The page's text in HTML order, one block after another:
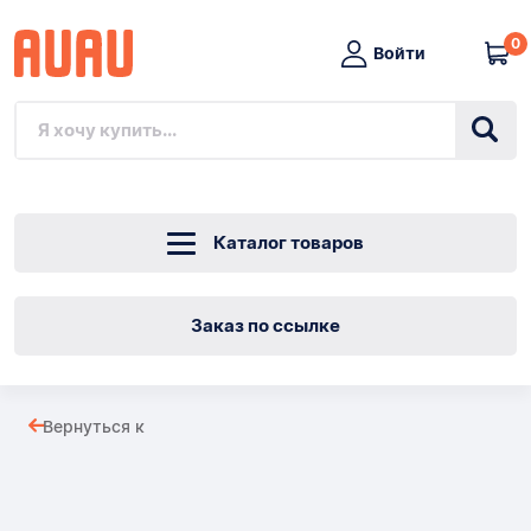
Войти
0
Каталог товаров
Заказ по ссылке
Вернуться к